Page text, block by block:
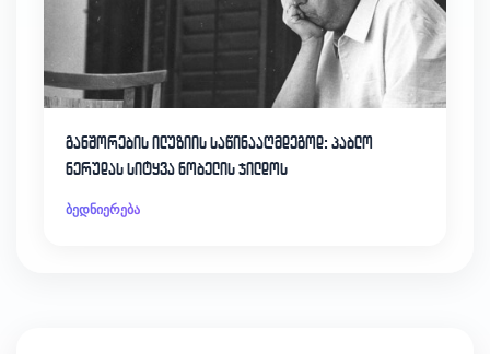
განშორების ილუზიის საწინააღმდეგოდ: პაბლო
ნერუდას სიტყვა ნობელის ჯილდოს
ბედნიერება